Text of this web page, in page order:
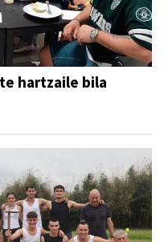
hartzaile bila